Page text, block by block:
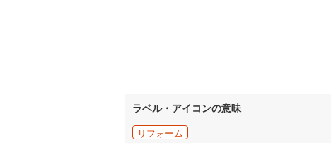
ラベル・アイコンの意味
リフォーム